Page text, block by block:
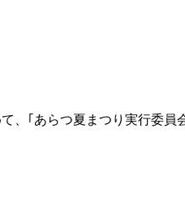
｢あらつ夏まつり実行委